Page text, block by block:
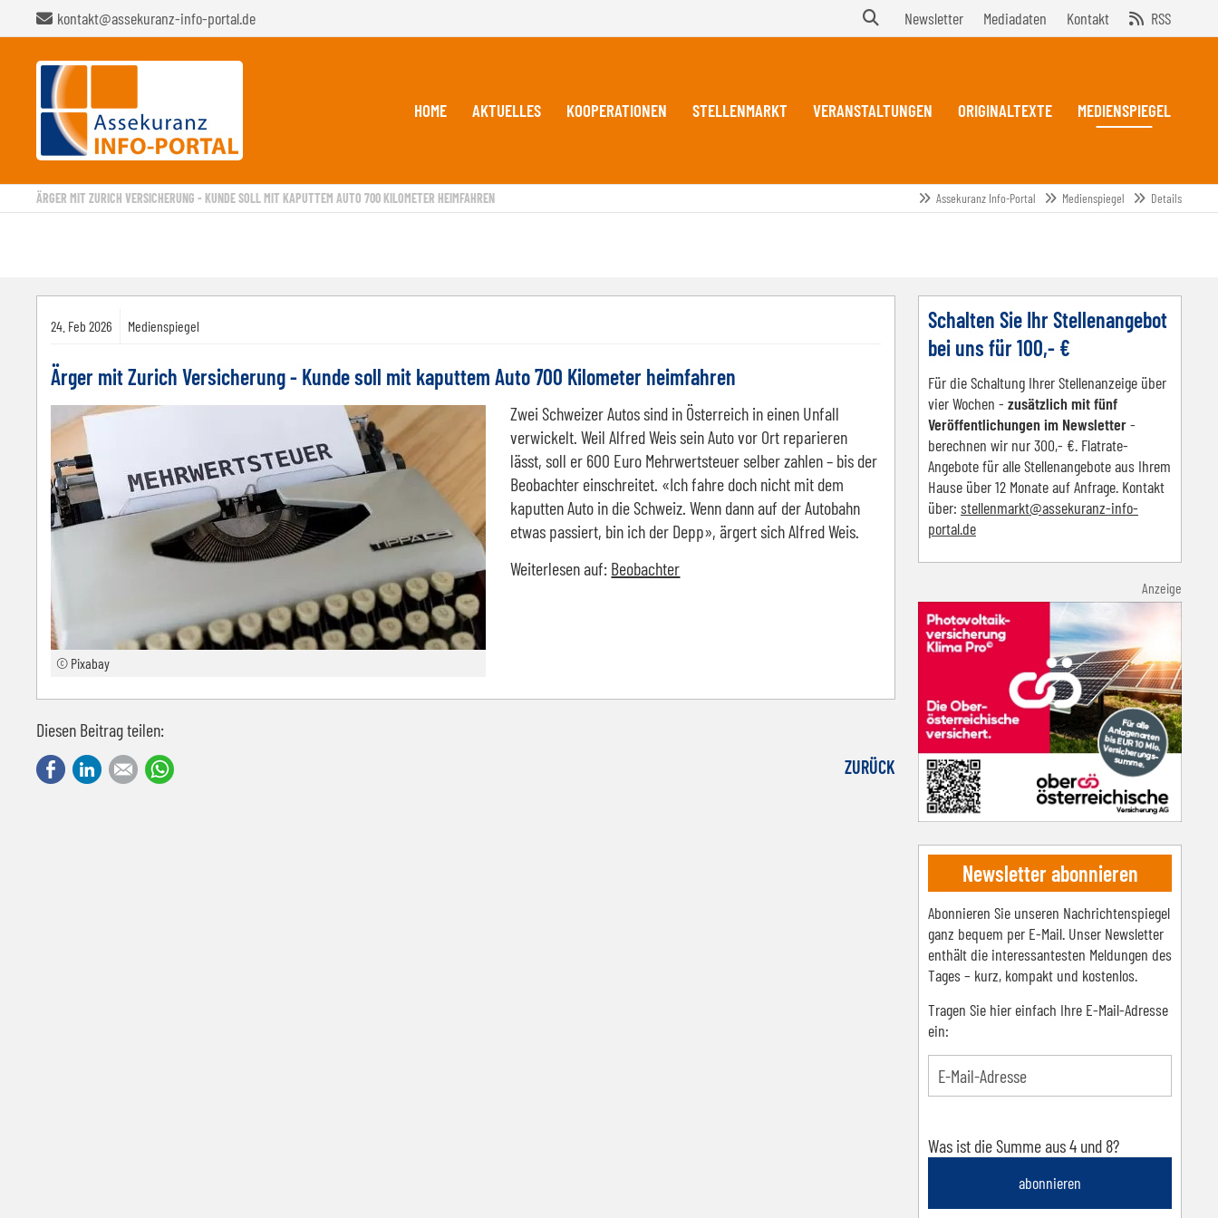
kontakt@assekuranz-info-portal.de Newsletter Mediadaten Kontakt RSS
HOME AKTUELLES KOOPERATIONEN STELLENMARKT VERANSTALTUNGEN ORIGINALTEXTE MEDIENSPIEGEL
ÄRGER MIT ZURICH VERSICHERUNG - KUNDE SOLL MIT KAPUTTEM AUTO 700 KILOMETER HEIMFAHREN Assekuranz Info-Portal Medienspiegel Details
24. Feb 2026 Medienspiegel
Ärger mit Zurich Versicherung - Kunde soll mit kaputtem Auto 700 Kilometer heimfahren
© Pixabay
Zwei Schweizer Autos sind in Österreich in einen Unfall
verwickelt. Weil Alfred Weis sein Auto vor Ort reparieren
lässt, soll er 600 Euro Mehrwertsteuer selber zahlen – bis der
Beobachter einschreitet. «Ich fahre doch nicht mit dem
kaputten Auto in die Schweiz. Wenn dann auf der Autobahn
etwas passiert, bin ich der Depp», ärgert sich Alfred Weis.
Weiterlesen auf: Beobachter
Diesen Beitrag teilen:
FacebookLinkedInE-mail ZURÜCK
Schalten Sie Ihr Stellenangebot
bei uns für 100,- €
Für die Schaltung Ihrer Stellenanzeige über
vier Wochen - zusätzlich mit fünf
Veröffentlichungen im Newsletter-
berechnen wir nur 300,- €. Flatrate-
Angebote für alle Stellenangebote aus Ihrem
Hause über 12 Monate auf Anfrage. Kontakt
über: stellenmarkt@assekuranz-info-
portal.de
Anzeige
Newsletter abonnieren
Abonnieren Sie unseren Nachrichtenspiegel
ganz bequem per E-Mail. Unser Newsletter
enthält die interessantesten Meldungen des
Tages – kurz, kompakt und kostenlos.
Tragen Sie hier einfach Ihre E-Mail-Adresse
ein:
Was ist die Summe aus 4 und 8?
abonnieren